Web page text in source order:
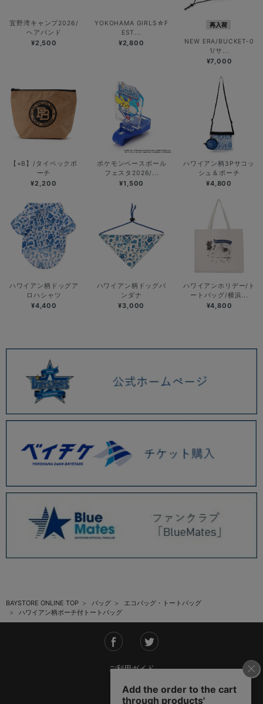
宜野湾キャンプ2026/
ヘアバンド
¥2,500
YOKOHAMA GIRLS☆F
EST...
¥2,800
再入荷
NEW ERA/BUCKET-0
1/サ...
¥7,000
【+B】/タイベックポ
ーチ
¥2,200
ポケモンベースボール
フェスタ2026/...
¥1,500
ハワイアン柄3Pサコッ
シュ＆ポーチ
¥4,800
ハワイアン柄ドッグア
ロハシャツ
¥4,400
ハワイアン柄ドッグバ
ンダナ
¥3,000
ハワイアンホリデー/ト
ートバッグ/横浜...
¥4,800
BAYSTORE ONLINE TOP バッグ
エコバッグ・トートバッグ
ハワイアン柄ポーチ付トートバッグ
ご利用ガイド
会社概要